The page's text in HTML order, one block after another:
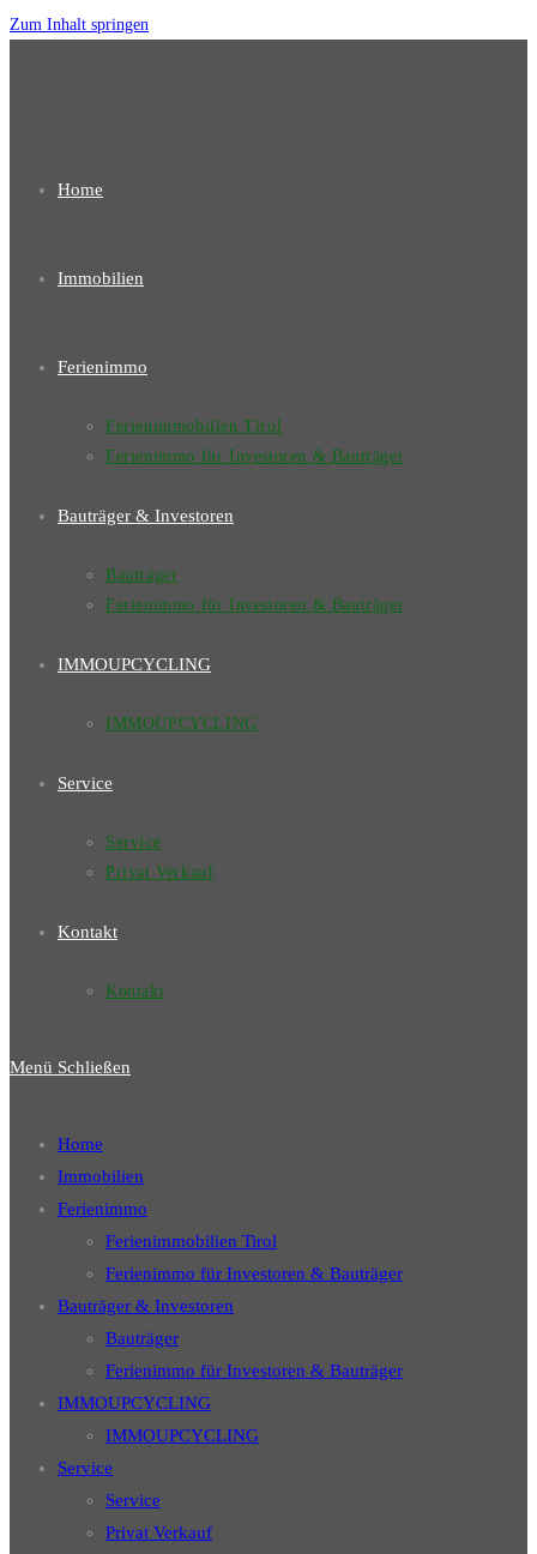
Zum Inhalt springen
Home
Immobilien
Ferienimmo
Ferienimmobilien Tirol
Ferienimmo für Investoren & Bauträger
Bauträger & Investoren
Bauträger
Ferienimmo für Investoren & Bauträger
IMMOUPCYCLING
IMMOUPCYCLING
Service
Service
Privat Verkauf
Kontakt
Kontakt
Menü Schließen
Home
Immobilien
Ferienimmo
Ferienimmobilien Tirol
Ferienimmo für Investoren & Bauträger
Bauträger & Investoren
Bauträger
Ferienimmo für Investoren & Bauträger
IMMOUPCYCLING
IMMOUPCYCLING
Service
Service
Privat Verkauf